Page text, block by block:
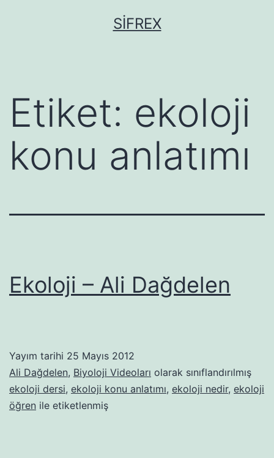
SIFREX
Etiket: ekoloji
konu anlatımı
Ekoloji – Ali Dağdelen
Yayım tarihi 25 Mayıs 2012
Ali Dağdelen, Biyoloji Videoları olarak sınıflandırılmış
ekoloji dersi, ekoloji konu anlatımı, ekoloji nedir, ekoloji
öğren ile etiketlenmiş